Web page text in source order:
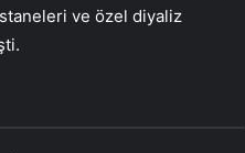
ve özel diyaliz